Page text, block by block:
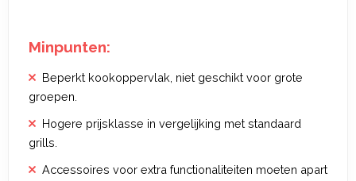
Minpunten:
Beperkt kookoppervlak, niet geschikt voor grote
groepen.
Hogere prijsklasse in vergelijking met standaard
grills.
Accessoires voor extra functionaliteiten moeten apart